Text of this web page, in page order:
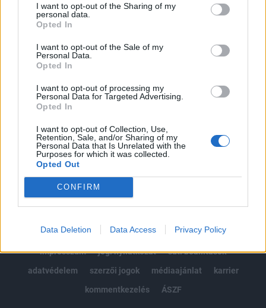
I want to opt-out of the Sharing of my
personal data.
Opted In
I want to opt-out of the Sale of my
Personal Data.
Opted In
I want to opt-out of processing my
Personal Data for Targeted Advertising.
Opted In
I want to opt-out of Collection, Use,
Retention, Sale, and/or Sharing of my
Personal Data that Is Unrelated with the
Purposes for which it was collected.
Opted Out
CONFIRM
Data Deletion Data Access Privacy Policy
Az előfizetés a következőket tartalmazza:
Kötéslisták: BÉT elmúlt 2 év napon belüli
kötéslistái
Előfizetés
MÁR ELŐFIZETŐNK VAGY?BEJELENTKEZÉS
© 2026 Portfolio
impresszum
jogi nyilatkozat
süti beállítások
adatvédelem
szerzői jogok médiaajánlat
karrier
kommentkezelés
ÁSZF